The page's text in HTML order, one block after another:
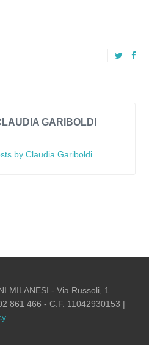
GARIBOLDI
by Claudia Gariboldi
MILANESI - Via Russoli, 1 –
861 466 - C.F. 11042930153 |